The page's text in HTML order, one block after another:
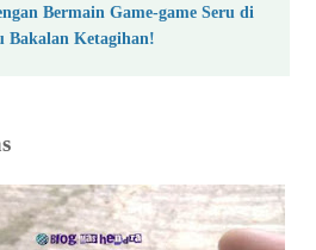
Bermain Game-game Seru di
Bakalan Ketagihan!